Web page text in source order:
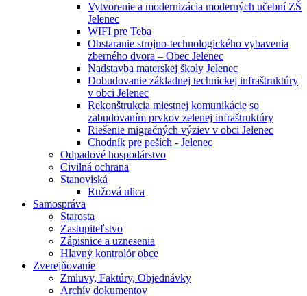
Vytvorenie a modernizácia moderných učební ZŠ
Jelenec
WIFI pre Teba
Obstaranie strojno-technologického vybavenia
zberného dvora – Obec Jelenec
Nadstavba materskej školy Jelenec
Dobudovanie základnej technickej infraštruktúry
v obci Jelenec
Rekonštrukcia miestnej komunikácie so
zabudovaním prvkov zelenej infraštruktúry
Riešenie migračných výziev v obci Jelenec
Chodník pre peších - Jelenec
Odpadové hospodárstvo
Civilná ochrana
Stanoviská
Ružová ulica
Samospráva
Starosta
Zastupiteľstvo
Zápisnice a uznesenia
Hlavný kontrolór obce
Zverejňovanie
Zmluvy, Faktúry, Objednávky
Archív dokumentov